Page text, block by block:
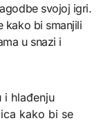
svojoj igri.
kako bi smanjili
u snazi i
i hlađenju
kako bi se